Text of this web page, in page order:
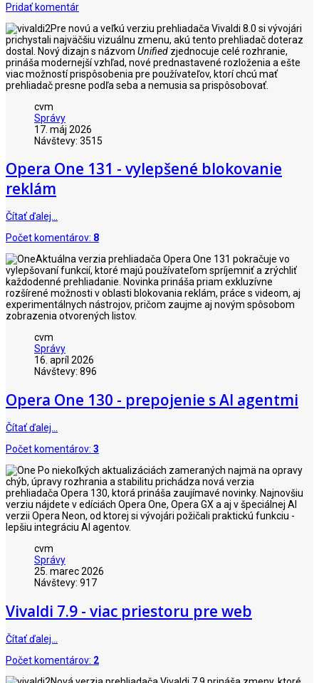
Pridať komentár
Pre novú a veľkú verziu prehliadača Vivaldi 8.0 si vývojári
prichystali najväčšiu vizuálnu zmenu, akú tento prehliadač doteraz
dostal. Nový dizajn s názvom Unified zjednocuje celé rozhranie,
prináša modernejší vzhľad, nové prednastavené rozloženia a ešte
viac možností prispôsobenia pre používateľov, ktorí chcú mať
prehliadač presne podľa seba a nemusia sa prispôsobovať.
cvm
Správy
17. máj 2026
Návštevy: 3515
Opera One 131 - vylepšené blokovanie
reklám
Čítať ďalej…
Počet komentárov: 8
Aktuálna verzia prehliadača Opera One 131 pokračuje vo
vylepšovaní funkcií, ktoré majú používateľom spríjemniť a zrýchliť
každodenné prehliadanie. Novinka prináša priam exkluzívne
rozšírené možnosti v oblasti blokovania reklám, práce s videom, aj
experimentálnych nástrojov, pričom zaujme aj novým spôsobom
zobrazenia otvorených listov.
cvm
Správy
16. apríl 2026
Návštevy: 896
Opera One 130 - prepojenie s AI agentmi
Čítať ďalej…
Počet komentárov: 3
Po niekoľkých aktualizáciách zameraných najmä na opravy
chýb, úpravy rozhrania a stabilitu prichádza nová verzia
prehliadača Opera 130, ktorá prináša zaujímavé novinky. Najnovšiu
verziu nájdete v edíciách Opera One, Opera GX a aj v špeciálnej AI
verzii Opera Neon, od ktorej si vývojári požičali praktickú funkciu -
lepšiu integráciu AI agentov.
cvm
Správy
25. marec 2026
Návštevy: 917
Vivaldi 7.9 - viac priestoru pre web
Čítať ďalej…
Počet komentárov: 2